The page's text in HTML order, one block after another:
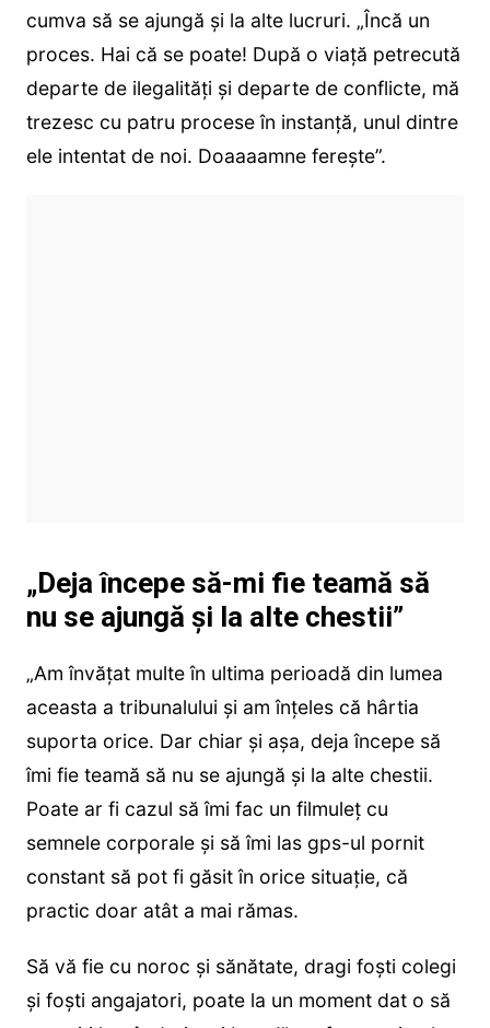
cumva să se ajungă și la alte lucruri. „Încă un
proces. Hai că se poate! După o viață petrecută
departe de ilegalități și departe de conflicte, mă
trezesc cu patru procese în instanță, unul dintre
ele intentat de noi. Doaaaamne ferește”.
„Deja începe să-mi fie teamă să
nu se ajungă și la alte chestii”
„Am învățat multe în ultima perioadă din lumea
aceasta a tribunalului și am înțeles că hârtia
suporta orice. Dar chiar și așa, deja începe să
îmi fie teamă să nu se ajungă și la alte chestii.
Poate ar fi cazul să îmi fac un filmuleț cu
semnele corporale și să îmi las gps-ul pornit
constant să pot fi găsit în orice situație, că
practic doar atât a mai rămas.
Să vă fie cu noroc și sănătate, dragi foști colegi
și foști angajatori, poate la un moment dat o să